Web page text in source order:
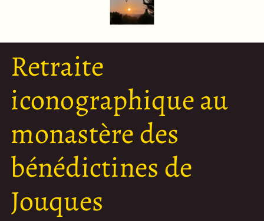
Retraite
iconographique au
monastère des
bénédictines de
Jouques